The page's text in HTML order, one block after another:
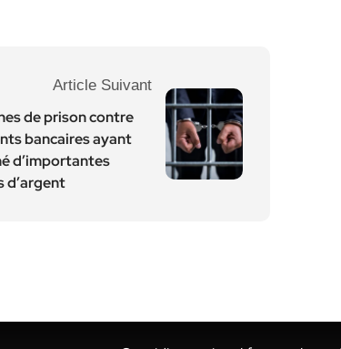
Article Suivant
de prison contre
bancaires ayant
d’importantes
d’argent